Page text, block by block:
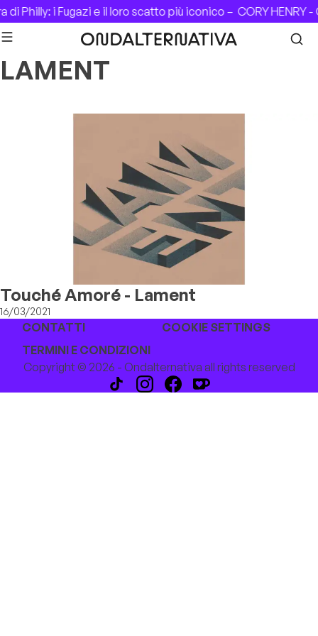
Skip to content
Philly: i Fugazi e il loro scatto più iconico – CORY HENRY
LAMENT
Touché Amoré - Lament
16/03/2021
CONTATTI
COOKIE SETTINGS
TERMINI E CONDIZIONI
Copyright © 2026 - Ondalternativa all rights reserved